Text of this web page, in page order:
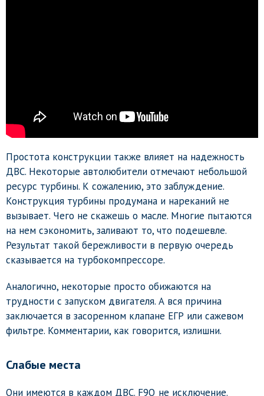
Простота конструкции также влияет на надежность
ДВС. Некоторые автолюбители отмечают небольшой
ресурс турбины. К сожалению, это заблуждение.
Конструкция турбины продумана и нареканий не
вызывает. Чего не скажешь о масле. Многие пытаются
на нем сэкономить, заливают то, что подешевле.
Результат такой бережливости в первую очередь
сказывается на турбокомпрессоре.
Аналогично, некоторые просто обижаются на
трудности с запуском двигателя. А вся причина
заключается в засоренном клапане ЕГР или сажевом
фильтре. Комментарии, как говорится, излишни.
Слабые места
Они имеются в каждом ДВС. F9Q не исключение.